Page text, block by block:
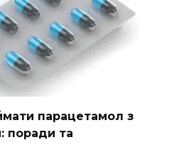
парацетамол з
поради та